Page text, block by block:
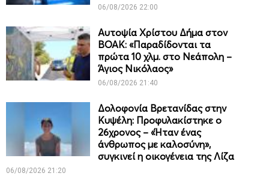
06/08/2026 22:00
Αυτοψία Χρίστου Δήμα στον
ΒΟΑΚ: «Παραδίδονται τα
πρώτα 10 χλμ. στο Νεάπολη –
Άγιος Νικόλαος»
06/08/2026 21:40
Δολοφονία Βρετανίδας στην
Κυψέλη: Προφυλακίστηκε ο
26χρονος – «Ήταν ένας
άνθρωπος με καλοσύνη»,
συγκινεί η οικογένεια της Λίζα
06/08/2026 21:20